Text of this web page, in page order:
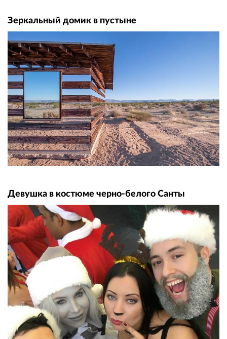
Зеркальный домик в пустыне
Девушка в костюме черно-белого Санты